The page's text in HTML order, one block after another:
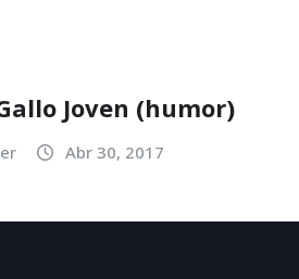
Joven (humor)
Abr 30, 2017